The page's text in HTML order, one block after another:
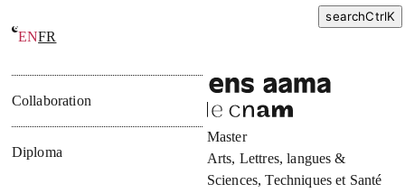
searchCtrlK
ENFR
Collaboration
Diploma
Master
Arts, Lettres, langues &
Sciences, Techniques et Santé